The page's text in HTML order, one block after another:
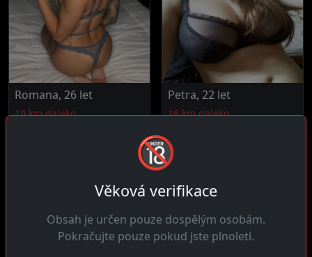
Romana, 26 let
19 km daleko
Petra, 22 let
16 km daleko
plně si za tím stojím.
Nepřipadá v...
🔞
Věková verifikace
Obsah je určen pouze dospělým osobám.
Pokračujte pouze pokud jste plnoletí.